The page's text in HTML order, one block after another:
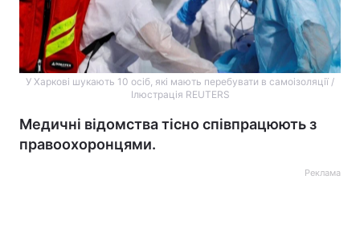
У Харкові шукають 10 осіб, які мають перебувати в самоізоляції /
Ілюстрація REUTERS
Медичні відомства тісно співпрацюють з
правоохоронцями.
Реклама